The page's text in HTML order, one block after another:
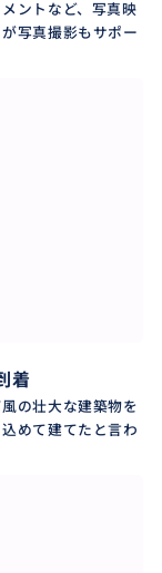
ントなど、写真映
写真撮影もサポー
着
の壮大な建築物を
めて建てたと言わ